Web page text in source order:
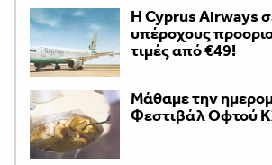
H Cyprus Airways
υπέροχους
τιμές από €49!
Μάθαμε την
Φεστιβάλ Οφτού